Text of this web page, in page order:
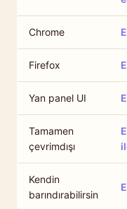
Chrome
Firefox
Yan panel UI
Tamamen
çevrimdışı
Kendin
barındırabilirsin